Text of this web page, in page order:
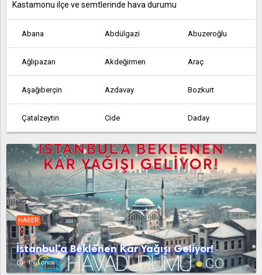
Kastamonu ilçe ve semtlerinde hava durumu
Abana Abdülgazi Abuzeroğlu
Ağlıpazarı Akdeğirmen Araç
Aşağıberçin Azdavay Bozkurt
Çatalzeytin Cide Daday
Dağçatağı Devrekâni Doğanyurt
Hanönü İhsangazi İnebolu
Kerpiçli Kızılcasu
Kurucaşile Kuzyaka Mehmetler
Nalcıkuyucağı Pınarbaşı Şahinçatı
HABER
İstanbul'a Beklenen Kar Yağışı Geliyor!
access_time 1 yıl önce